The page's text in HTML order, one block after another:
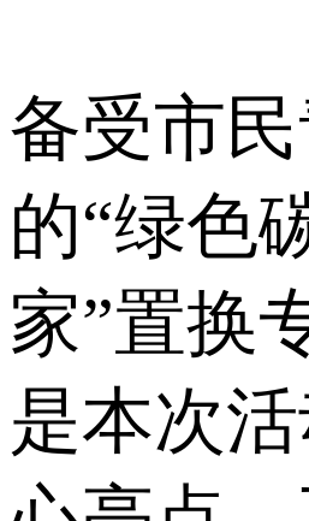
备受市
的“绿色
家”置换
是本次